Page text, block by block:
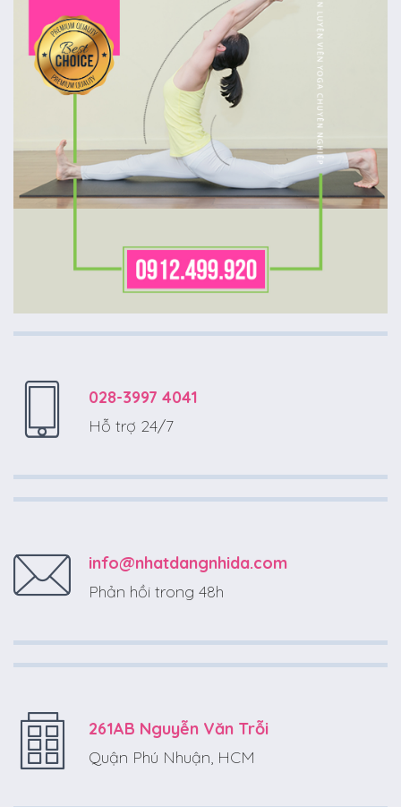
028-3997 4041
Hỗ trợ 24/7
info@nhatdangnhida.com
Phản hồi trong 48h
261AB Nguyễn Văn Trỗi
Quận Phú Nhuận, HCM